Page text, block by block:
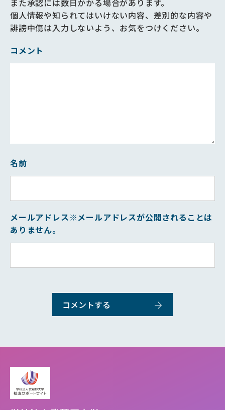
また承認には数日かかる場合があります。
個人情報や知られてはいけない内容、差別的な内容や
誹謗中傷は入力しないよう、お気をつけください。
コメント
名前
メールアドレス※メールアドレスが公開されることは
ありません。